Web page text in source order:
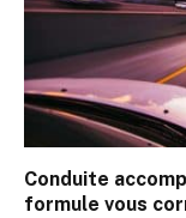
Conduite
formule vous